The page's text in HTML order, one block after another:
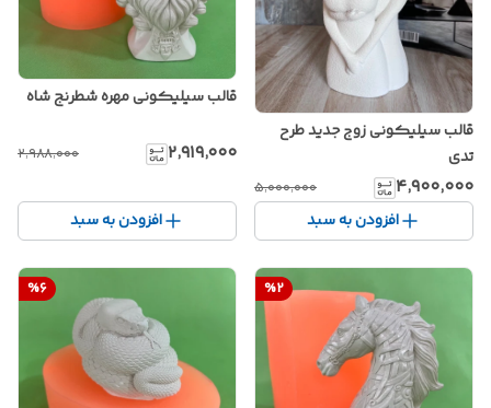
قالب سیلیکونی زوج جدید طرح
تدی
۴٬۹۰۰٬۰۰۰ ۵٬۰۰۰٬۰۰۰
افزودن به سبد
قالب سیلیکونی مهره شطرنج شاه
۲٬۹۱۹٬۰۰۰ ۲٬۹۸۸٬۰۰۰
افزودن به سبد
%2
%6